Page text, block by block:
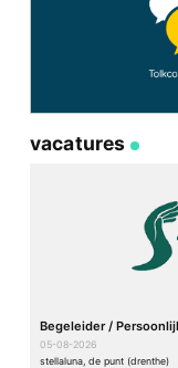
vacatures
Begeleider /
05-08-2026
stellaluna, de punt (drenthe)